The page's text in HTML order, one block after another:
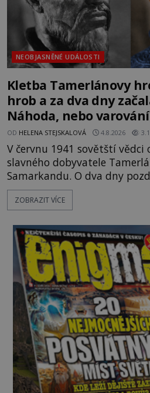
NEOBJASNĚNÉ UDÁLOSTI
Kletba Tamerlánovy
hrob a za dva dny
Náhoda, nebo
OD HELENA STEJSKALOVÁ 4.8.2026
V červnu 1941 sovětští
slavného dobyvatele
Samarkandu. O dva dny
Německo zahajuje operaci
Sovětský svaz. Shoda dat je
na legendě něco pravdy,
souhru okolností? Když antropolog Michail
Gerasimov (1907-1970) a
ZOBRAZIT VÍCE